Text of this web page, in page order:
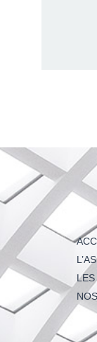
LES